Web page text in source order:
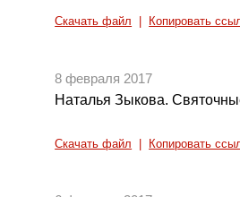
Скачать файл Копировать
8 февраля 2017
Наталья Зыкова.
Скачать файл Копировать